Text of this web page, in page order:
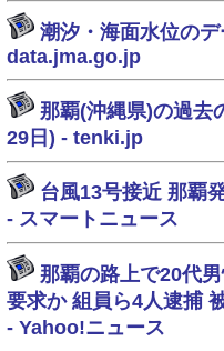
潮汐・海面水位の
data.jma.go.jp
那覇(沖縄県)の過去
29日) - tenki.jp
台風13号接近 那覇
- スマートニュース
那覇の路上で20代
要求か 組員ら4人逮捕
- Yahoo!ニュース